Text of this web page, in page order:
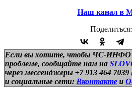
Наш канал в
Поделиться:
Если вы хотите, чтобы ЧС-ИНФО
проблеме, сообщайте нам на
через мессенджеры +7 913 464
и социальные сети: Вконтакте и